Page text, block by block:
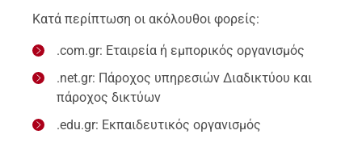
Κατά περίπτωση οι ακόλουθοι φορείς:
.com.gr: Εταιρεία ή εμπορικός οργανισμός
.net.gr: Πάροχος υπηρεσιών Διαδικτύου και
πάροχος δικτύων
.edu.gr: Εκπαιδευτικός οργανισμός